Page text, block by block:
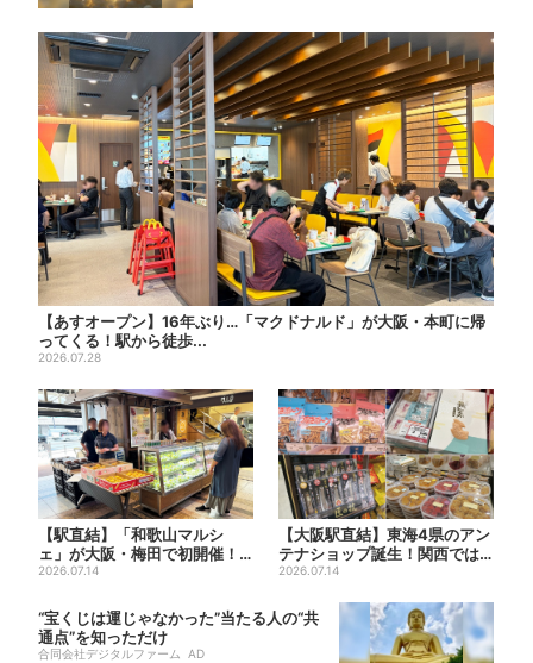
【あすオープン】16年ぶり…「マクドナルド」が大阪・本町に帰
ってくる！駅から徒歩...
2026.07.28
【駅直結】「和歌山マルシ
ェ」が大阪・梅田で初開催！
桃・シャインマスカット・巨
2026.07.14
【大阪駅直結】東海4県のアン
テナショップ誕生！関西では
ここでしか買えない限定グル...
2026.07.14
“宝くじは運じゃなかった”当たる人の“共
通点”を知っただけ
合同会社デジタルファーム AD